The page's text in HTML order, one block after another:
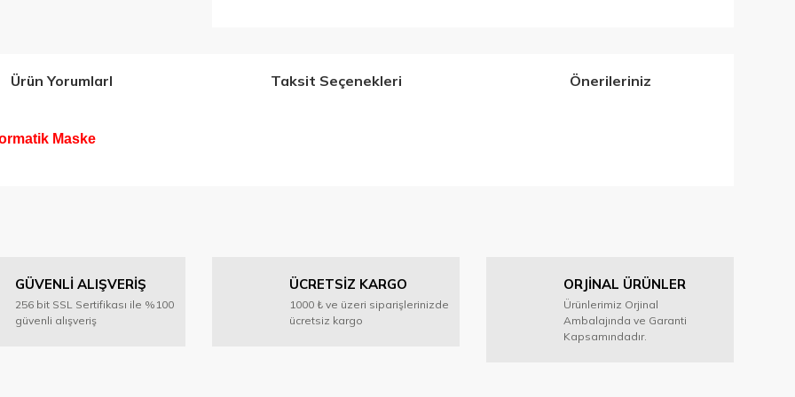
Ürün YorumlarI Taksit Seçenekleri Önerileriniz
Maske
GÜVENLİ ALIŞVERİŞ
256 bit SSL Sertifikası ile %100
güvenli alışveriş
ÜCRETSİZ KARGO
1000 ₺ ve üzeri siparişlerinizde
ücretsiz kargo
ORJİNAL ÜRÜNLER
Ürünlerimiz Orjinal
Ambalajında ve Garanti
Kapsamındadır.